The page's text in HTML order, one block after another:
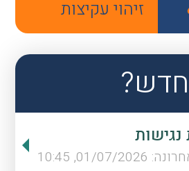
זיהוי עקיצות
2026, 10:45